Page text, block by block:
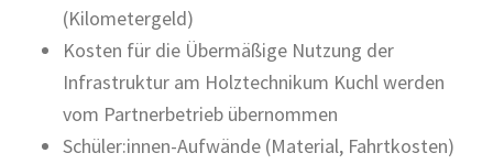
(Kilometergeld)
Kosten für die Übermäßige Nutzung der
Infrastruktur am Holztechnikum Kuchl werden
vom Partnerbetrieb übernommen
Schüler:innen-Aufwände (Material, Fahrtkosten)